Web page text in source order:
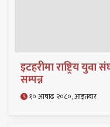
इटहरीमा राष्ट्रिय
सम्पन्न
१० आषाढ २०८०, आइतबार